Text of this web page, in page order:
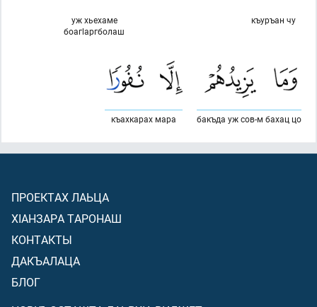
къуръан чу
уж хьехаме
боагlаргболаш
бакъда уж сов-м бахац цо
къахкарах мара
ПРОЕКТАХ ЛАЬЦА
ХIАНЗАРА ТАРОНАШ
КОНТАКТЫ
ДАКЪАЛАЦА
БЛОГ